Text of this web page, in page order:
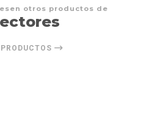
otros productos de